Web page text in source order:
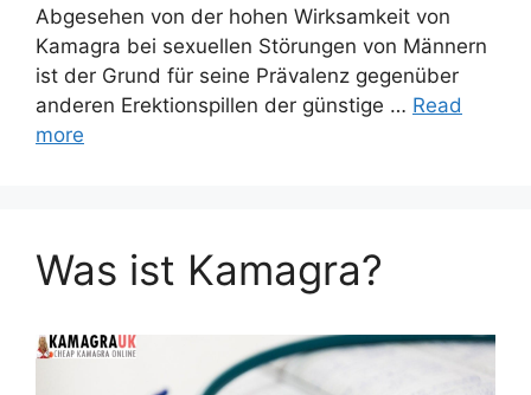
Abgesehen von der hohen Wirksamkeit von
Kamagra bei sexuellen Störungen von Männern
ist der Grund für seine Prävalenz gegenüber
anderen Erektionspillen der günstige … Read
more
Was ist Kamagra?